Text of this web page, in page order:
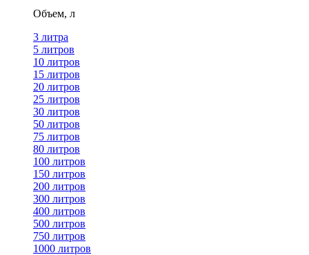
Объем, л
3 литра
5 литров
10 литров
15 литров
20 литров
25 литров
30 литров
50 литров
75 литров
80 литров
100 литров
150 литров
200 литров
300 литров
400 литров
500 литров
750 литров
1000 литров